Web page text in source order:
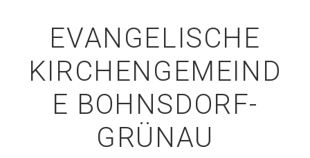
EVANGELISCHE
KIRCHENGEMEIND
E BOHNSDORF-
GRÜNAU